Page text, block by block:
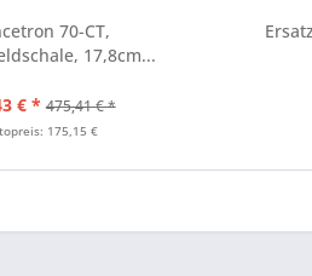
70-CT,
17,8cm...
€ * 475,41 € *
175,15 €